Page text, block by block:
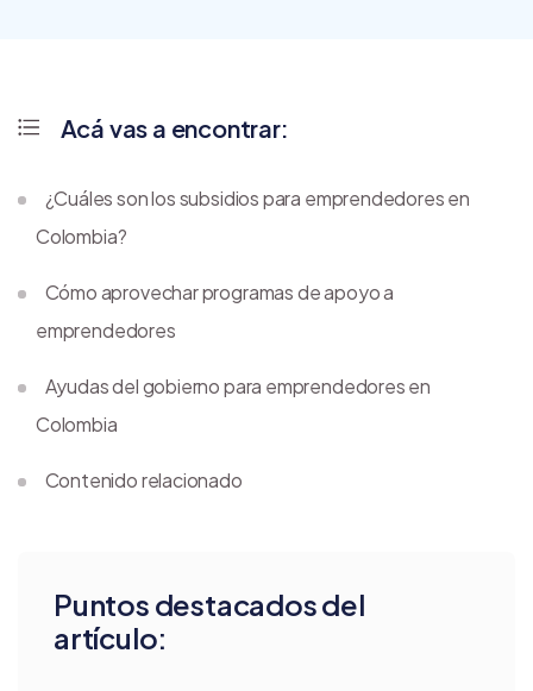
Puntos destacados del
artículo:
Acá vas a encontrar:
¿Cuáles son los subsidios para emprendedores en
Colombia?
Cómo aprovechar programas de apoyo a
emprendedores
Ayudas del gobierno para emprendedores en
Colombia
Contenido relacionado